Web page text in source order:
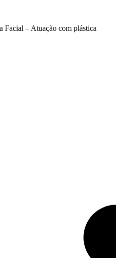
Facial – Atuação com plástica